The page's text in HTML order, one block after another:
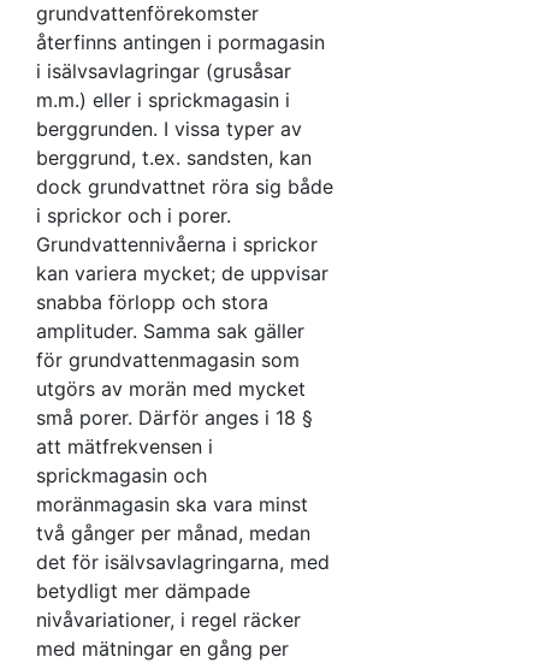
grundvattenförekomster
återfinns antingen i pormagasin
i isälvsavlagringar (grusåsar
m.m.) eller i sprickmagasin i
berggrunden. I vissa typer av
berggrund, t.ex. sandsten, kan
dock grundvattnet röra sig både
i sprickor och i porer.
Grundvattennivåerna i sprickor
kan variera mycket; de uppvisar
snabba förlopp och stora
amplituder. Samma sak gäller
för grundvattenmagasin som
utgörs av morän med mycket
små porer. Därför anges i 18 §
att mätfrekvensen i
sprickmagasin och
moränmagasin ska vara minst
två gånger per månad, medan
det för isälvsavlagringarna, med
betydligt mer dämpade
nivåvariationer, i regel räcker
med mätningar en gång per